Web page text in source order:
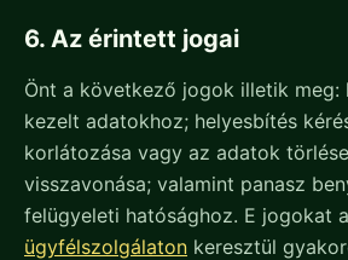
6. Az érintett jogai
Önt a következő jogok illetik meg:
kezelt adatokhoz; helyesbítés
korlátozása vagy az adatok
visszavonása; valamint panasz
felügyeleti hatósághoz. E jogokat
ügyfélszolgálaton keresztül